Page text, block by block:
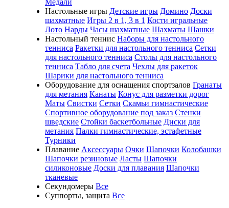
Медали
Настольные игры Детские игры Домино Доски
шахматные Игры 2 в 1, 3 в 1 Кости игральные
Лото Нарды Часы шахматные Шахматы Шашки
Настольный теннис Наборы для настольного
тенниса Ракетки для настольного тенниса Сетки
для настольного тенниса Столы для настольного
тенниса Табло для счета Чехлы для ракеток
Шарики для настольного тенниса
Оборудование для оснащения спортзалов Гранаты
для метания Канаты Конус для разметки дорог
Маты Свистки Сетки Скамьи гимнастические
Спортивное оборудование под заказ Стенки
шведские Стойки баскетбольные Диски для
метания Палки гимнастические, эстафетные
Турники
Плавание Аксессуары Очки Шапочки Колобашки
Шапочки резиновые Ласты Шапочки
силиконовые Доски для плавания Шапочки
тканевые
Секундомеры Все
Суппорты, защита Все